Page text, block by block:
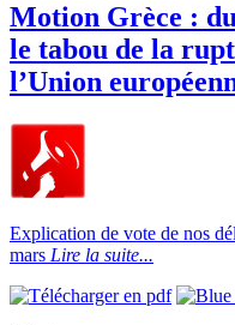
Motion Grèce :
le tabou de la
l’Union
Explication de vote de nos
mars Lire la suite...